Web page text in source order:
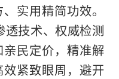
实用精简功效。
透技术、权威检测
民定价，精准解
紧致眼周，避开